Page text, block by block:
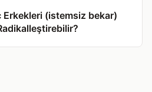
Erkekleri (istemsiz bekar)